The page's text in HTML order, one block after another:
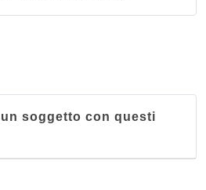
soggetto con questi